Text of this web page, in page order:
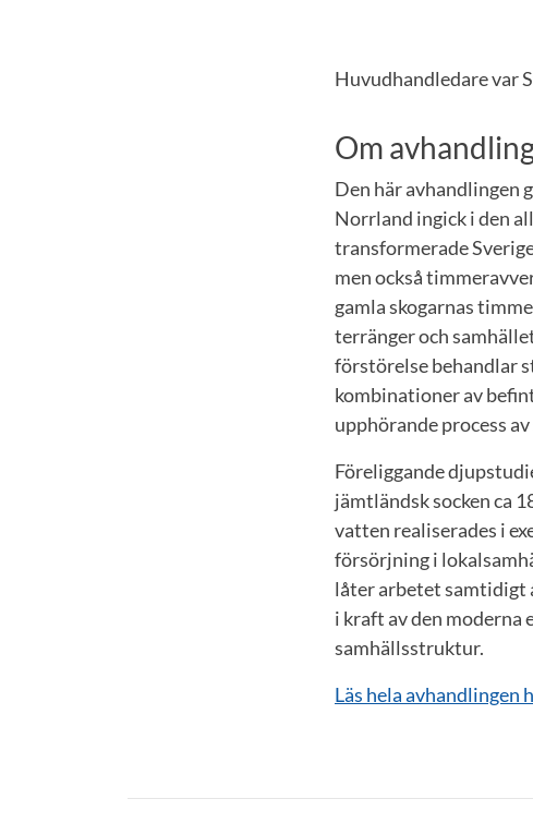
Huvudhandledare var
Om
Den här avhandlingen
Norrland ingick i den
transformerade
men också
gamla skogarnas
terränger och
förstörelse behandlar
kombinationer av
upphörande process
Föreliggande
jämtländsk socken ca
vatten realiserades i
försörjning i
låter arbetet samtidigt
i kraft av den moderna
samhällsstruktur.
Läs hela avhandlingen